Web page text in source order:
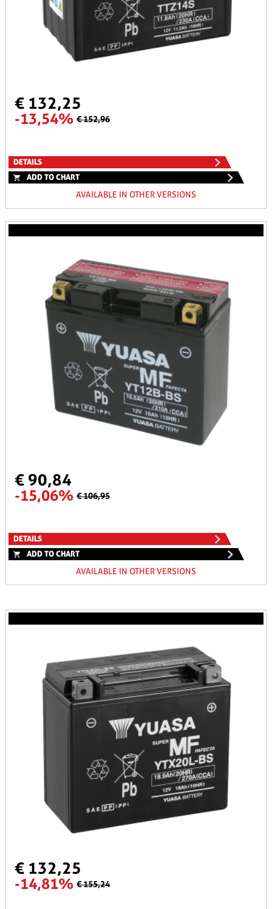
€ 132,25
-13,54% € 152,96
DETAILS
ADD TO CHART
AVAILABLE IN OTHER VERSIONS
€ 90,84
-15,06% € 106,95
DETAILS
ADD TO CHART
AVAILABLE IN OTHER VERSIONS
€ 132,25
-14,81% € 155,24